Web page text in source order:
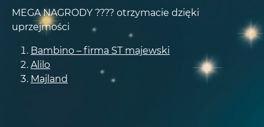
MEGA NAGRODY ???? otrzymacie dzięki
uprzejmości
Bambino – firma ST majewski
Alilo
Majland